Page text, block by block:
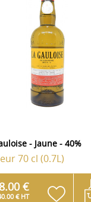
- Jaune - 40%
70 cl (0.7L)
€
€ HT